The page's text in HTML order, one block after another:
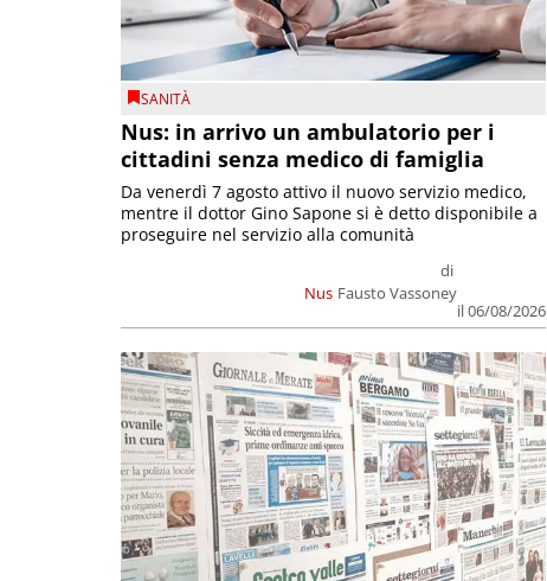
SANITÀ
Nus: in arrivo un ambulatorio per i
cittadini senza medico di famiglia
Nus
di
Fausto Vassoney
il 06/08/2026
Da venerdì 7 agosto attivo il nuovo servizio medico,
mentre il dottor Gino Sapone si è detto disponibile a
proseguire nel servizio alla comunità